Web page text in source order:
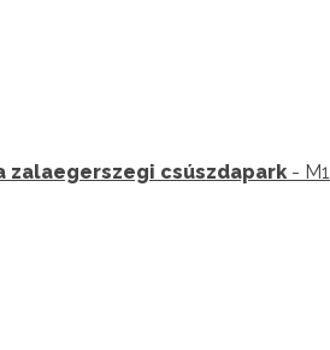
zalaegerszegi csúszdapark- M1